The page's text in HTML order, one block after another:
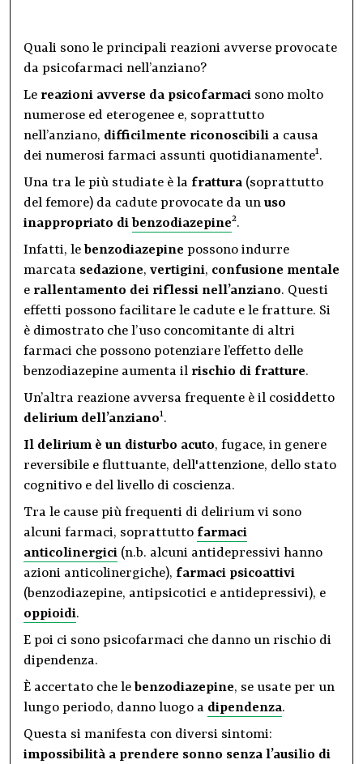
Quali sono le principali reazioni avverse provocate
da psicofarmaci nell’anziano?
Le reazioni avverse da psicofarmaci sono molto
numerose ed eterogenee e, soprattutto
nell’anziano, difficilmente riconoscibili a causa
dei numerosi farmaci assunti quotidianamente1.
Una tra le più studiate è la frattura (soprattutto
del femore) da cadute provocate da un uso
inappropriato di benzodiazepine2.
Infatti, le benzodiazepine possono indurre
marcata sedazione, vertigini, confusione mentale
e rallentamento dei riflessi nell’anziano. Questi
effetti possono facilitare le cadute e le fratture. Si
è dimostrato che l’uso concomitante di altri
farmaci che possono potenziare l’effetto delle
benzodiazepine aumenta il rischio di fratture.
Un’altra reazione avversa frequente è il cosiddetto
delirium dell’anziano1.
Il delirium è un disturbo acuto, fugace, in genere
reversibile e fluttuante, dell'attenzione, dello stato
cognitivo e del livello di coscienza.
Tra le cause più frequenti di delirium vi sono
alcuni farmaci, soprattutto farmaci
anticolinergici (n.b. alcuni antidepressivi hanno
azioni anticolinergiche), farmaci psicoattivi
(benzodiazepine, antipsicotici e antidepressivi), e
oppioidi.
E poi ci sono psicofarmaci che danno un rischio di
dipendenza.
È accertato che le benzodiazepine, se usate per un
lungo periodo, danno luogo a dipendenza.
Questa si manifesta con diversi sintomi:
impossibilità a prendere sonno senza l’ausilio di